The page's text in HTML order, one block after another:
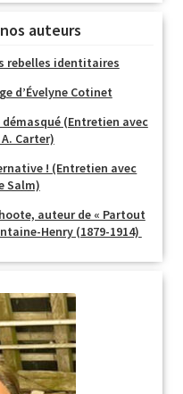
auteurs
rebelles identitaires
d’Évelyne Cotinet
(Entretien avec
Carter)
! (Entretien avec
Salm)
auteur de « Partout
Henry (1879-1914)